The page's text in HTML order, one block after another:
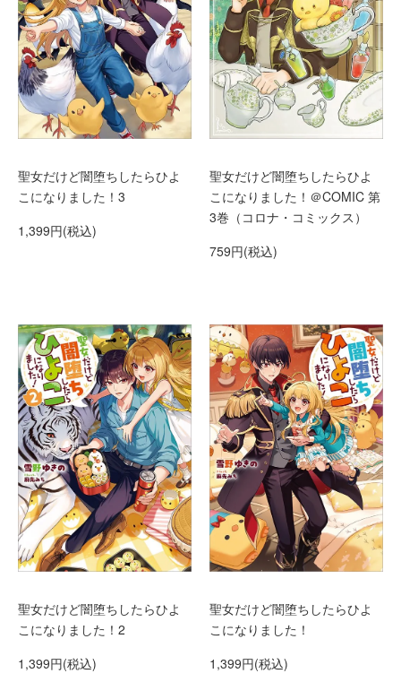
聖女だけど闇堕ちしたらひよ
こになりました！3
1,399円(税込)
聖女だけど闇堕ちしたらひよ
こになりました！＠COMIC 第
3巻（コロナ・コミックス）
759円(税込)
聖女だけど闇堕ちしたらひよ
こになりました！2
1,399円(税込)
聖女だけど闇堕ちしたらひよ
こになりました！
1,399円(税込)